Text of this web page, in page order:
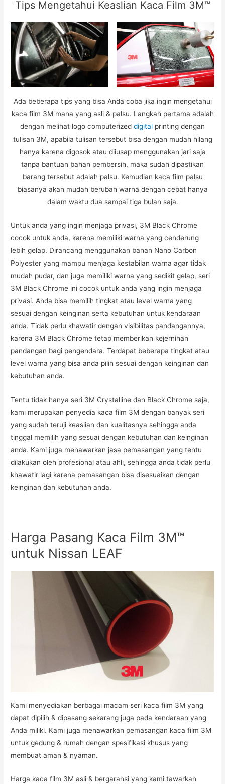
Tips Mengetahui Keaslian Kaca Film 3M™
Ada beberapa tips yang bisa Anda coba jika ingin mengetahui
kaca film 3M mana yang asli & palsu. Langkah pertama adalah
dengan melihat logo computerized digital printing dengan
tulisan 3M, apabila tulisan tersebut bisa dengan mudah hilang
hanya karena digosok atau diiusap menggunakan jari saja
tanpa bantuan bahan pembersih, maka sudah dipastikan
barang tersebut adalah palsu. Kemudian kaca film palsu
biasanya akan mudah berubah warna dengan cepat hanya
dalam waktu dua sampai tiga bulan saja.
Untuk anda yang ingin menjaga privasi, 3M Black Chrome
cocok untuk anda, karena memiliki warna yang cenderung
lebih gelap. Dirancang menggunakan bahan Nano Carbon
Polyester yang mampu menjaga kestabilan warna agar tidak
mudah pudar, dan juga memiliki warna yang sedikit gelap, seri
3M Black Chrome ini cocok untuk anda yang ingin menjaga
privasi. Anda bisa memilih tingkat atau level warna yang
sesuai dengan keinginan serta kebutuhan untuk kendaraan
anda. Tidak perlu khawatir dengan visibilitas pandangannya,
karena 3M Black Chrome tetap memberikan kejernihan
pandangan bagi pengendara. Terdapat beberapa tingkat atau
level warna yang bisa anda pilih sesuai dengan keinginan dan
kebutuhan anda.
Tentu tidak hanya seri 3M Crystalline dan Black Chrome saja,
kami merupakan penyedia kaca film 3M dengan banyak seri
yang sudah teruji keaslian dan kualitasnya sehingga anda
tinggal memilih yang sesuai dengan kebutuhan dan keinginan
anda. Kami juga menawarkan jasa pemasangan yang tentu
dilakukan oleh profesional atau ahli, sehingga anda tidak perlu
khawatir lagi karena pemasangan bisa disesuaikan dengan
keinginan dan kebutuhan anda.
Harga Pasang Kaca Film 3M™
untuk Nissan LEAF
Kami menyediakan berbagai macam seri kaca film 3M yang
dapat dipilih & dipasang sekarang juga pada kendaraan yang
Anda miliki. Kami juga menawarkan pemasangan kaca film 3M
untuk gedung & rumah dengan spesifikasi khusus yang
membuat aman & nyaman.
Harga kaca film 3M asli & bergaransi yang kami tawarkan